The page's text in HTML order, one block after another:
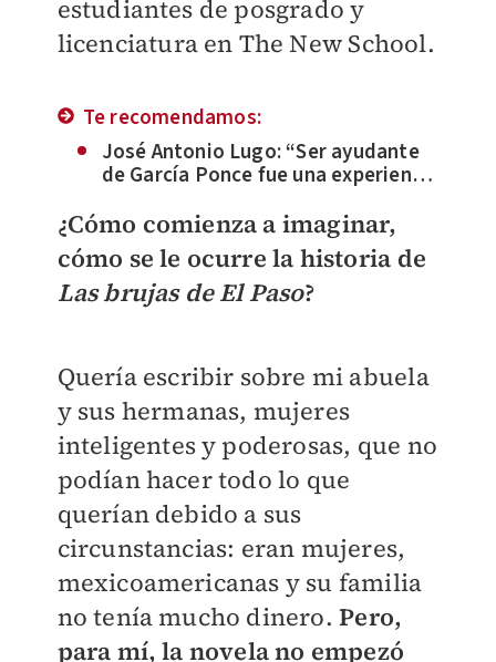
estudiantes de posgrado y
licenciatura en The New School.
Te recomendamos:
José Antonio Lugo: “Ser ayudante
de García Ponce fue una experiencia
¿Cómo comienza a imaginar,
cómo se le ocurre la historia de
Las brujas de El Paso?
Quería escribir sobre mi abuela
y sus hermanas, mujeres
inteligentes y poderosas, que no
podían hacer todo lo que
querían debido a sus
circunstancias: eran mujeres,
mexicoamericanas y su familia
no tenía mucho dinero.Pero,
para mí, la novela no empezó